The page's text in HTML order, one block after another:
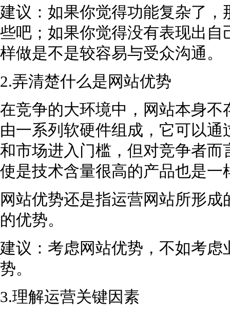
建议：如果你觉得功能复杂了
些吧；如果你觉得没有表现出
样做是不是较容易与受众沟通。
2.弄清楚什么是网站优势
在竞争的大环境中，网站本身
由一系列软硬件组成，它可以
和市场进入门槛，但对竞争者
使是技术含量很高的产品也是一
网站优势还是指运营网站所形
的优势。
建议：考虑网站优势，不如考
势。
3.理解运营关键因素